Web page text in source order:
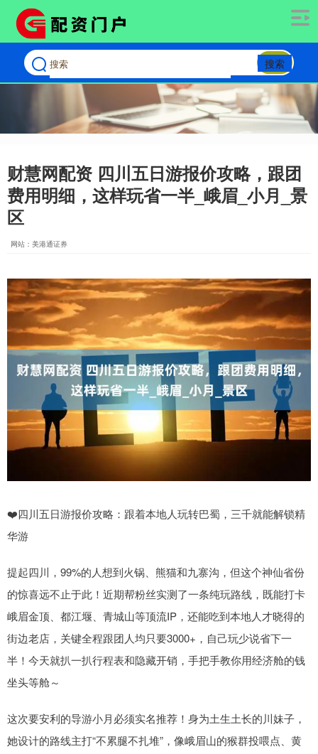
搜索
财慧网配资 四川五日游报价攻略，跟团
费用明细，这样玩省一半_峨眉_小月_景
区
网站：美港通证券
❤️四川五日游报价攻略：跟着本地人玩转巴蜀，三千就能解锁精
华游
提起四川，99%的人想到火锅、熊猫和九寨沟，但这个神仙省份
的惊喜远不止于此！近期帮粉丝实测了一条纯玩路线，既能打卡
峨眉金顶、都江堰、青城山等顶流IP，还能吃到本地人才晓得的
街边老店，关键全程跟团人均只要3000+，自己玩少说省下一
半！今天就扒一扒行程表和隐藏开销，手把手教你用经济舱的钱
坐头等舱～
这次要安利的导游小月必须实名推荐！身为土生土长的川妹子，
她设计的路线主打“不累腿不扎堆”，像峨眉山的猴群投喂点、黄